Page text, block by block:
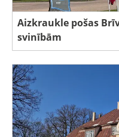
Aizkraukle pošas
svinībām